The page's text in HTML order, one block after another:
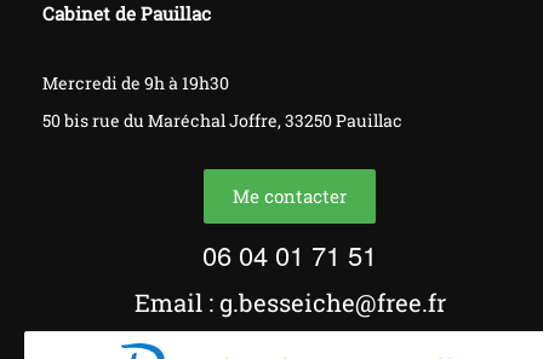
Cabinet de Pauillac
​​​​​Mercredi de 9h à 19h30
50 bis rue du MaréchalJoffre, 33250 Pauillac
Me contacter
06 04 01 71 51
Email : g.besseiche@free.fr